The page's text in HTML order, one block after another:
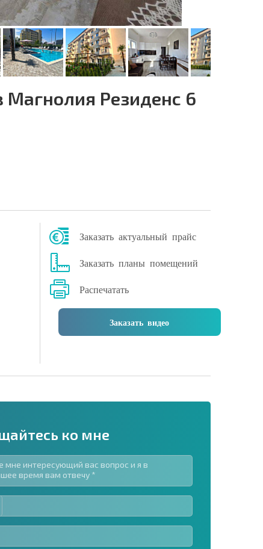
Магнолия Резиденс 6
Заказать актуальный прайс
Заказать планы помещений
Распечатать
Заказать видео
| Нажимая кнопку, вы разрешаете
данных.
ко мне